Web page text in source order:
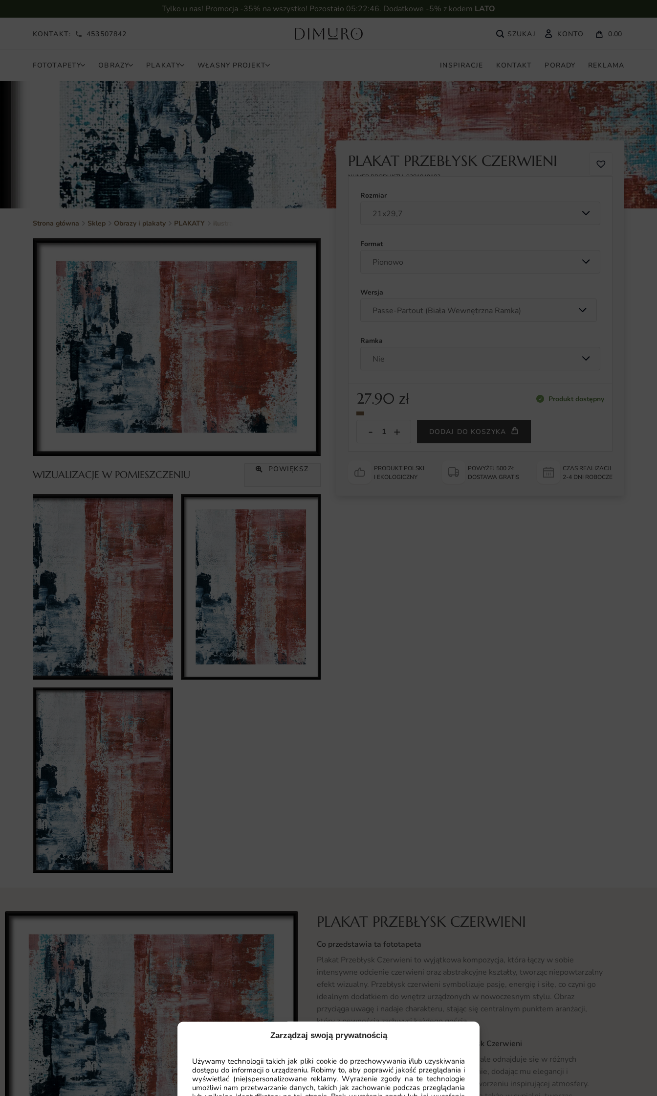
Zarządzaj swoją prywatnością
Używamy technologii takich jak pliki cookie do przechowywania i/lub uzyskiwania
dostępu do informacji o urządzeniu. Robimy to, aby poprawić jakość przeglądania i
wyświetlać (nie)spersonalizowane reklamy. Wyrażenie zgody na te technologie
umożliwi nam przetwarzanie danych, takich jak zachowanie podczas przeglądania
Tylko u nas! Promocja -35% na wszystko! Pozostało 05:22:45. Dodatkowe -5% z kodem LATO
KONTAKT: 453507842 KONTO 0.00
FOTOTAPETY OBRAZY PLAKATY WŁASNY PROJEKT INSPIRACJE KONTAKT PORADY REKLAMA
Strona główna Sklep Obrazy i plakaty PLAKATY ilustracja i abstrakcja
WIZUALIZACJE W POMIESZCZENIU POWIĘKSZ
PLAKAT PRZEBŁYSK CZERWIENI
NUMER PRODUKTU: 9281849182
Rozmiar
Format
Wersja
Ramka
27.90 zł Produkt dostępny
DODAJ DO KOSZYKA
PRODUKT POLSKI
I EKOLOGICZNY
POWYŻEJ 500 ZŁ
DOSTAWA GRATIS
CZAS REALIZACJI
2-4 DNI ROBOCZE
PLAKAT PRZEBŁYSK CZERWIENI
Co przedstawia ta fototapeta
Plakat Przebłysk Czerwieni to wyjątkowa kompozycja, która łączy w sobie
intensywne odcienie czerwieni oraz abstrakcyjne kształty, tworząc niepowtarzalny
efekt wizualny. Przebłysk czerwieni symbolizuje pasję, energię i siłę, co czyni go
idealnym dodatkiem do wnętrz urządzonych w nowoczesnym stylu. Obraz
przyciąga uwagę i nadaje charakteru, stając się centralnym punktem aranżacji,
który z pewnością zachwyci każdego gościa.
Gdzie sprawdzi się fototapeta Plakat Przebłysk Czerwieni
Fototapeta Plakat Przebłysk Czerwieni doskonale odnajduje się w różnych
przestrzeniach. Może być zastosowana w salonie, dodając mu elegancji i
wyrazistości, lub w biurze, gdzie pomoże w stworzeniu inspirującej atmosfery.